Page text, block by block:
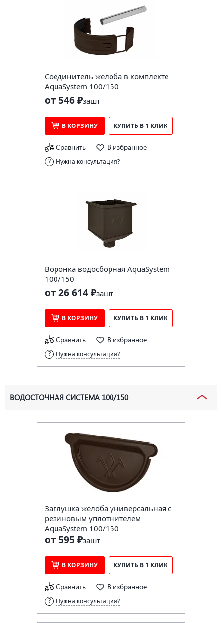
Соединитель желоба в комплекте
AquaSystem 100/150
от 546 ₽зашт
В КОРЗИНУ КУПИТЬ В 1 КЛИК
Сравнить В избранное
Нужна консультация?
Воронка водосборная AquaSystem
100/150
от 26 614 ₽зашт
В КОРЗИНУ КУПИТЬ В 1 КЛИК
Сравнить В избранное
Нужна консультация?
ВОДОСТОЧНАЯ СИСТЕМА 100/150
Заглушка желоба универсальная с
резиновым уплотнителем
AquaSystem 100/150
от 595 ₽зашт
В КОРЗИНУ КУПИТЬ В 1 КЛИК
Сравнить В избранное
Нужна консультация?